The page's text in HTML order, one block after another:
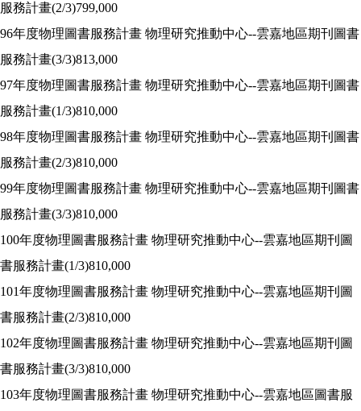
服務計畫(2/3)799,000
96年度物理圖書服務計畫 物理研究推動中心--雲嘉地區期刊圖書
服務計畫(3/3)813,000
97年度物理圖書服務計畫 物理研究推動中心--雲嘉地區期刊圖書
服務計畫(1/3)810,000
98年度物理圖書服務計畫 物理研究推動中心--雲嘉地區期刊圖書
服務計畫(2/3)810,000
99年度物理圖書服務計畫 物理研究推動中心--雲嘉地區期刊圖書
服務計畫(3/3)810,000
100年度物理圖書服務計畫 物理研究推動中心--雲嘉地區期刊圖
書服務計畫(1/3)810,000
101年度物理圖書服務計畫 物理研究推動中心--雲嘉地區期刊圖
書服務計畫(2/3)810,000
102年度物理圖書服務計畫 物理研究推動中心--雲嘉地區期刊圖
書服務計畫(3/3)810,000
103年度物理圖書服務計畫 物理研究推動中心--雲嘉地區圖書服